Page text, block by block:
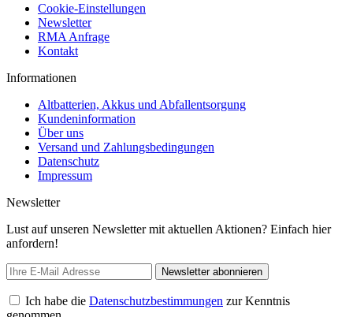
Cookie-Einstellungen
Newsletter
RMA Anfrage
Kontakt
Informationen
Altbatterien, Akkus und Abfallentsorgung
Kundeninformation
Über uns
Versand und Zahlungsbedingungen
Datenschutz
Impressum
Newsletter
Lust auf unseren Newsletter mit aktuellen Aktionen? Einfach hier
anfordern!
Newsletter abonnieren
Ich habe die Datenschutzbestimmungen zur Kenntnis